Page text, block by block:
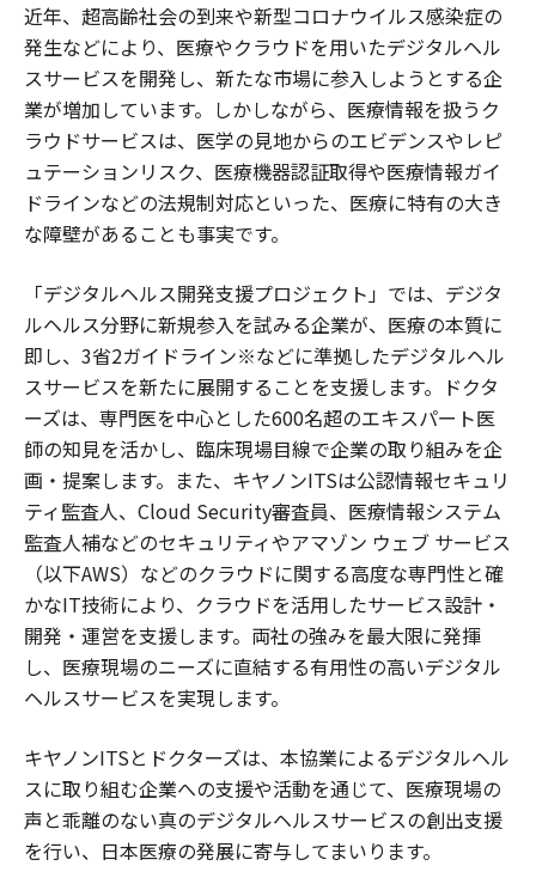
近年、超高齢社会の到来や新型コロナウイルス感染症の
発生などにより、医療やクラウドを用いたデジタルヘル
スサービスを開発し、新たな市場に参入しようとする企
業が増加しています。しかしながら、医療情報を扱うク
ラウドサービスは、医学の見地からのエビデンスやレピ
ュテーションリスク、医療機器認証取得や医療情報ガイ
ドラインなどの法規制対応といった、医療に特有の大き
な障壁があることも事実です。
「デジタルヘルス開発支援プロジェクト」では、デジタ
ルヘルス分野に新規参入を試みる企業が、医療の本質に
即し、3省2ガイドライン※などに準拠したデジタルヘル
スサービスを新たに展開することを支援します。ドクタ
ーズは、専門医を中心とした600名超のエキスパート医
師の知見を活かし、臨床現場目線で企業の取り組みを企
画・提案します。また、キヤノンITSは公認情報セキュリ
ティ監査人、Cloud Security審査員、医療情報システム
監査人補などのセキュリティやアマゾン ウェブ サービス
（以下AWS）などのクラウドに関する高度な専門性と確
かなIT技術により、クラウドを活用したサービス設計・
開発・運営を支援します。両社の強みを最大限に発揮
し、医療現場のニーズに直結する有用性の高いデジタル
ヘルスサービスを実現します。
キヤノンITSとドクターズは、本協業によるデジタルヘル
スに取り組む企業への支援や活動を通じて、医療現場の
声と乖離のない真のデジタルヘルスサービスの創出支援
を行い、日本医療の発展に寄与してまいります。